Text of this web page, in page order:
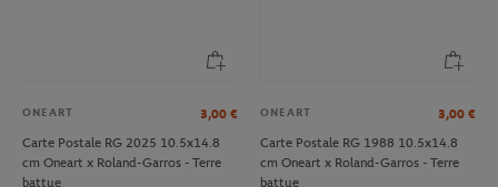
ONEART 3,00 €
Carte Postale RG 2025 10.5x14.8
cm Oneart x Roland-Garros - Terre
battue
ONEART 3,00 €
Carte Postale RG 1988 10.5x14.8
cm Oneart x Roland-Garros - Terre
battue